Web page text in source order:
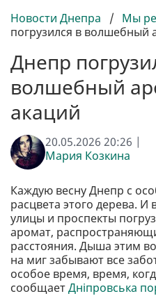
Новости Днепра / Мы
погрузился в волшебный
Днепр
волшебный
акаций
20.05.2026 20:26 |
Мария Козкина
Каждую весну Днепр с
расцвета этого дерева. И
улицы и проспекты
аромат,
расстояния. Дыша этим
на миг забывают все
особое время, время,
сообщаетДніпровська